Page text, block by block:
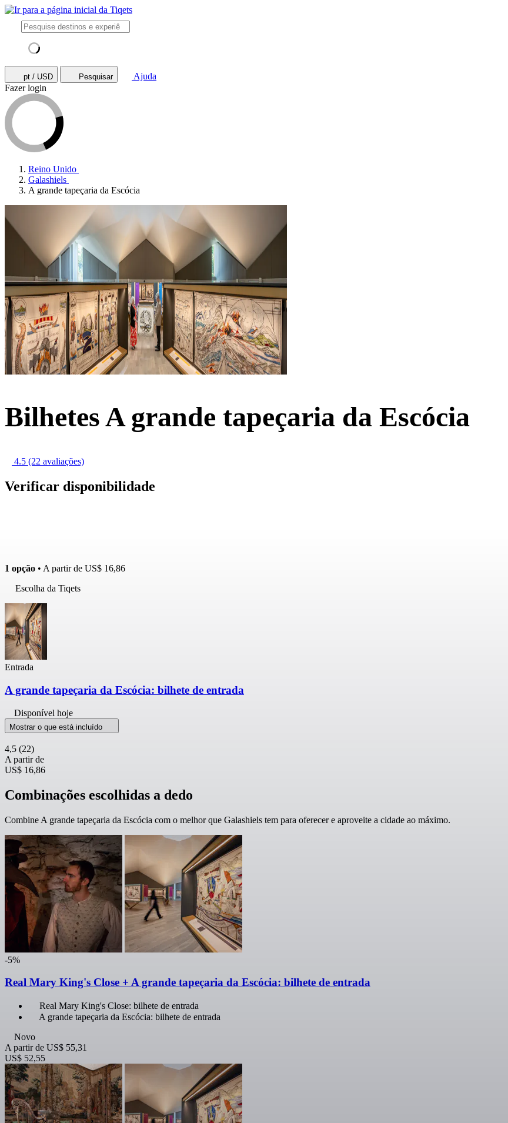
pt / USD Pesquisar
Ajuda
Fazer login
Reino Unido
Galashiels
A grande tapeçaria da Escócia
Bilhetes A grande tapeçaria da Escócia
4.5 (22 avaliações)
Verificar disponibilidade
1 opção • A partir de US$ 16,86
Escolha da Tiqets
Entrada
A grande tapeçaria da Escócia: bilhete de entrada
Disponível hoje
Mostrar o que está incluído
4,5 (22)
A partir de
US$ 16,86
Combinações escolhidas a dedo
Combine A grande tapeçaria da Escócia com o melhor que Galashiels tem para oferecer e aproveite a cidade ao máximo.
-5%
Real Mary King's Close + A grande tapeçaria da Escócia: bilhete de entrada
Real Mary King's Close: bilhete de entrada
A grande tapeçaria da Escócia: bilhete de entrada
Novo
A partir de US$ 55,31
US$ 52,55